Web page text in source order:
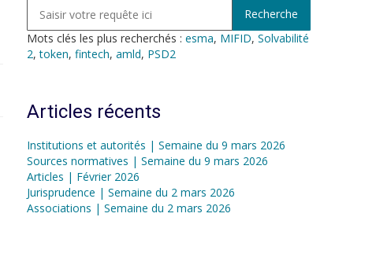
Mots clés les plus recherchés : esma, MIFID, Solvabilité
2,token, fintech, amld, PSD2
Articles récents
Institutions et autorités | Semaine du 9 mars 2026
Sources normatives | Semaine du 9 mars 2026
Articles | Février 2026
Jurisprudence | Semaine du 2 mars 2026
Associations | Semaine du 2 mars 2026